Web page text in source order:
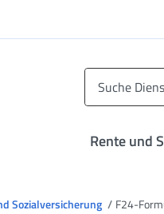
Rente und
Sozialversicherung F24-